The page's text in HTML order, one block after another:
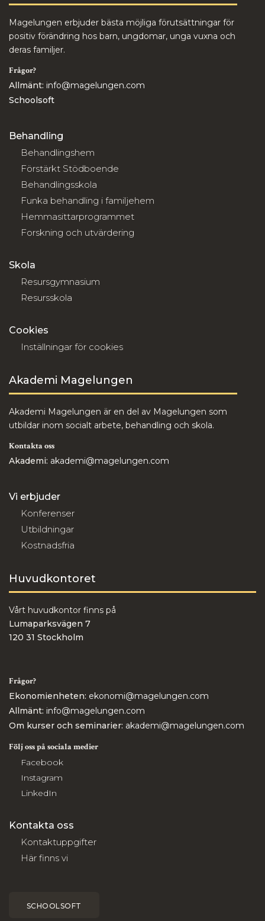
Magelungen erbjuder bästa möjliga förutsättningar för
positiv förändring hos barn, ungdomar, unga vuxna och
deras familjer.
Frågor?
Allmänt: info@magelungen.com
Schoolsoft
Behandling
Behandlingshem
Förstärkt Stödboende
Behandlingsskola
Funka behandling i familjehem
Hemmasittarprogrammet
Forskning och utvärdering
Skola
Resursgymnasium
Resursskola
Cookies
Inställningar för cookies
Akademi Magelungen
Akademi Magelungen är en del av Magelungen som
utbildar inom socialt arbete, behandling och skola.
Kontakta oss
Akademi: akademi@magelungen.com
Vi erbjuder
Konferenser
Utbildningar
Kostnadsfria
Huvudkontoret
Vårt huvudkontor finns på
Lumaparksvägen 7
120 31 Stockholm
Frågor?
Ekonomienheten: ekonomi@magelungen.com
Allmänt: info@magelungen.com
Om kurser och seminarier: akademi@magelungen.com
Följ oss på sociala medier
Facebook
Instagram
LinkedIn
Kontakta oss
Kontaktuppgifter
Här finns vi
SCHOOLSOFT